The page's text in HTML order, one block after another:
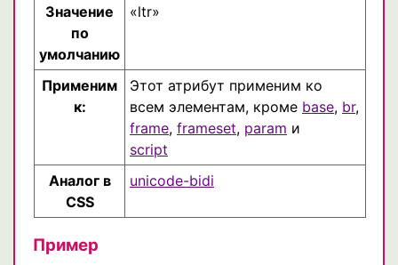
Значение
по
умолчанию
«ltr»
Применим
к:
Этот атрибут применим ко
всем элементам, кроме base, br,
frame, frameset, param и
script
Аналог в
CSS
unicode-bidi
Пример